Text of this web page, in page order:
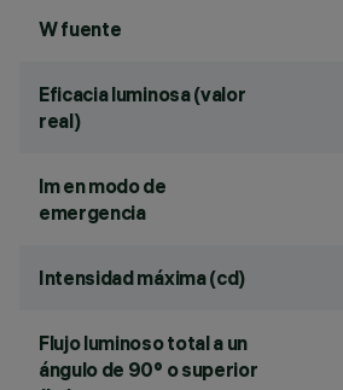
W fuente
Eficacia luminosa (valor
real)
lm en modo de
emergencia
Intensidad máxima (cd)
Flujo luminoso total a un
ángulo de 90° o superior